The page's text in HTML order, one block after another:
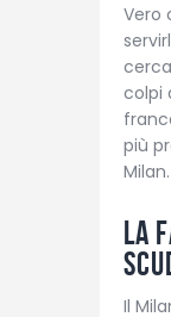
Vero
colpi
più
Milan.
La
Il